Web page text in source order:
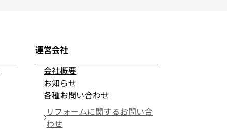
運営会社
会社概要
お知らせ
各種お問い合わせ
リフォームに関するお問い合
わせ